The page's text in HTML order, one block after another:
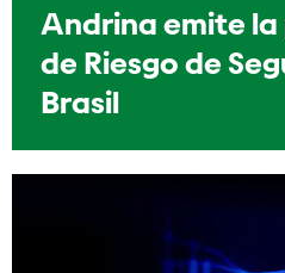
Andrina emite
de Riesgo de
Brasil